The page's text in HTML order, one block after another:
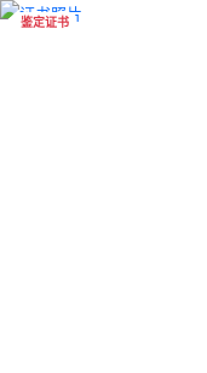
鉴定证书